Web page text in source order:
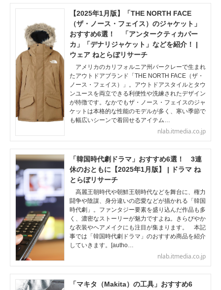
【2025年1月版】「THE NORTH FACE
（ザ・ノース・フェイス）のジャケット」
おすすめ6選！ 「アンタークティカパー
カ」「デナリジャケット」などを紹介！ |
ウェア ねとらぼリサーチ
アメリカのカリフォルニア州バークレーで生まれ
たアウトドアブランド「THE NORTH FACE（ザ・
ノース・フェイス）」。アウトドアスタイルとタウ
ンユースを両立できる利便性や洗練されたデザイン
が特徴です。なかでもザ・ノース・フェイスのジャ
ケットは本格的な性能のモデルが多く、寒い季節で
も幅広いシーンで着回せるアイテム…
nlab.itmedia.co.jp
「韓国時代劇ドラマ」おすすめ6選！ 3連
休のおともに【2025年1月版】 | ドラマ ね
とらぼリサーチ
高麗王朝時代や朝鮮王朝時代などを舞台に、権力
闘争や陰謀、身分違いの恋愛などが描かれる「韓国
時代劇」。ファンタジー要素を盛り込んだ作品も多
く、濃密なストーリーが魅力ですよね。きらびやか
な衣装やヘアメイクにも注目が集まります。 本記
事では「韓国時代劇ドラマ」のおすすめ商品を紹介
していきます。[autho…
nlab.itmedia.co.jp
「マキタ（Makita）の工具」おすすめ6